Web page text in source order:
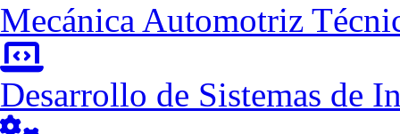
Mecánica Automotriz
Desarrollo de Sistemas de